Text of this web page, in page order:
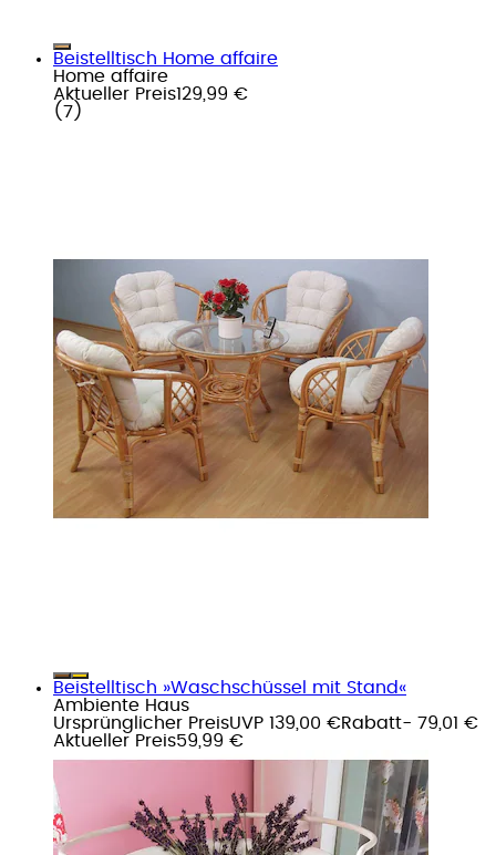
Beistelltisch Home affaire
Home affaire
Aktueller Preis129,99 €
( 7 )
Beistelltisch »Waschschüssel mit Stand«
Ambiente Haus
Ursprünglicher PreisUVP 139,00 €Rabatt- 79,01 €
Aktueller Preis59,99 €